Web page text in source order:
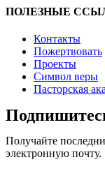
ПОЛЕЗНЫЕ
Контакты
Пожертвовать
Проекты
Символ веры
Пасторская
Получайте
электронную почту.